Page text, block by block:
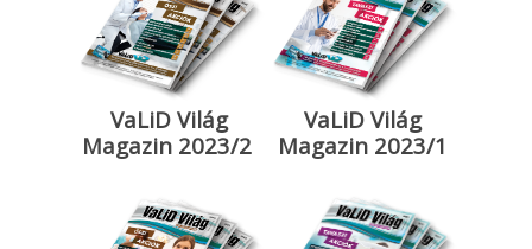
VaLiD Világ
Magazin 2023/2
VaLiD Világ
Magazin 2023/1